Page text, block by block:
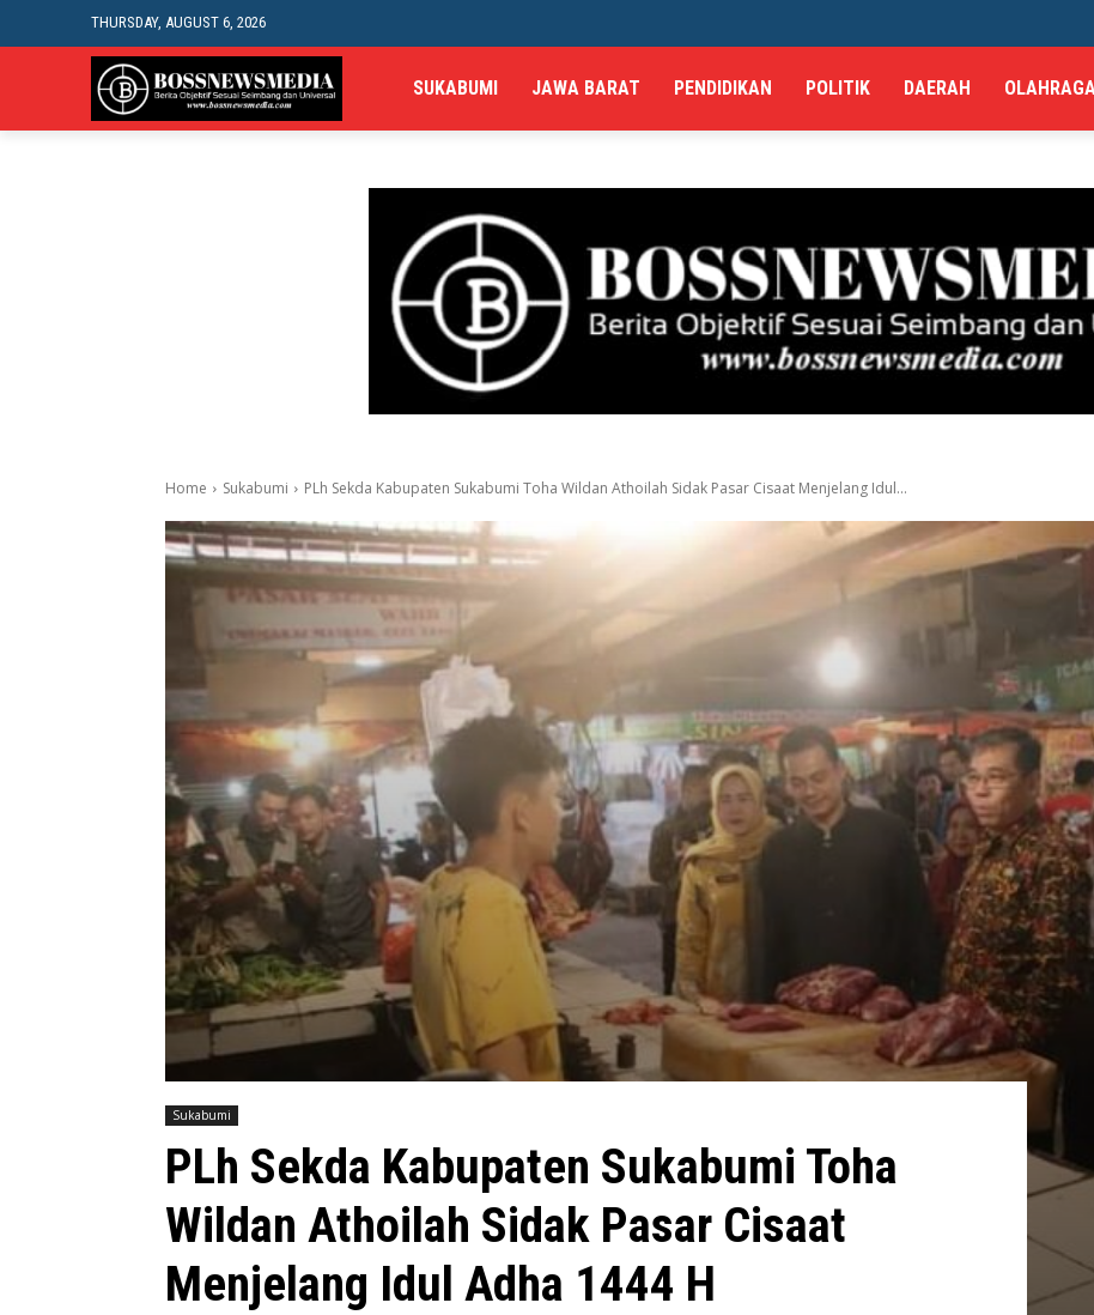
THURSDAY, AUGUST 6, 2026
SUKABUMI JAWA BARAT PENDIDIKAN POLITIK DAERAH
Home Sukabumi PLh Sekda Kabupaten Sukabumi Toha Wildan Athoilah Sidak Pasar Cisaat Menjelang Idul...
Sukabumi
PLh Sekda Kabupaten Sukabumi Toha
Wildan Athoilah Sidak Pasar Cisaat
Menjelang Idul Adha 1444 H